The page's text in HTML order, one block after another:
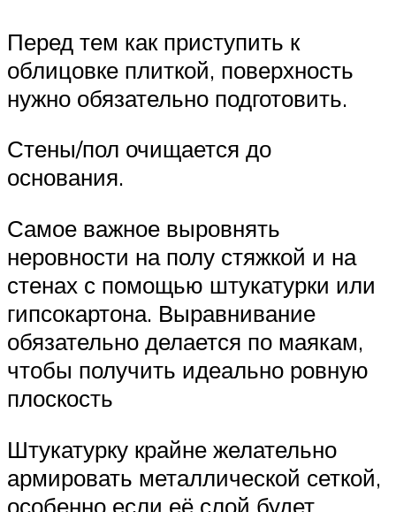
Перед тем как приступить к
облицовке плиткой, поверхность
нужно обязательно подготовить.
Стены/пол очищается до
основания.
Самое важное выровнять
неровности на полу стяжкой и на
стенах с помощью штукатурки или
гипсокартона. Выравнивание
обязательно делается по маякам,
чтобы получить идеально ровную
плоскость
Штукатурку крайне желательно
армировать металлической сеткой,
особенно если её слой будет